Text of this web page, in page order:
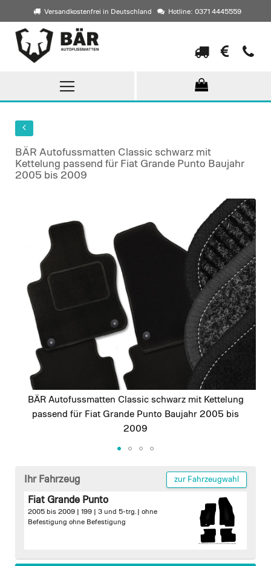
Versandkostenfrei in Deutschland Hotline: 0371 4445559
Direkt
zum
Inhalt
BÄR Autofussmatten Classic schwarz mit
Kettelung passend für Fiat Grande Punto Baujahr
2005 bis 2009
images
gallery
BÄR Autofussmatten Classic schwarz mit Kettelung
passend für Fiat Grande Punto Baujahr 2005 bis
2009
beginning
gallery
Ihr Fahrzeug zur Fahrzeugwahl
Fiat Grande Punto
2005 bis 2009 | 199 | 3 und 5-trg. | ohne
Befestigung ohne Befestigung